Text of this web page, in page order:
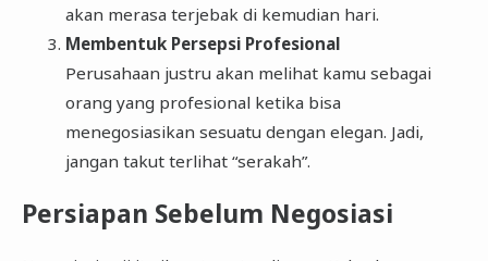
akan merasa terjebak di kemudian hari.
Membentuk Persepsi Profesional
Perusahaan justru akan melihat kamu sebagai
orang yang profesional ketika bisa
menegosiasikan sesuatu dengan elegan. Jadi,
jangan takut terlihat “serakah”.
Persiapan Sebelum Negosiasi